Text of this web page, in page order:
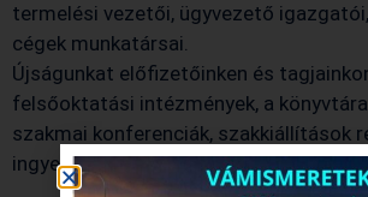
termelési vezetői, ügyvezető
cégek munkatársai.
Újságunkat előfizetőinken és
felsőoktatási intézmények, a
szakmai konferenciák, szakkiállítások
ingyenesen és rendszeresen